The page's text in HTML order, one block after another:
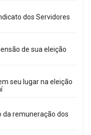
dos Servidores
de sua eleição
seu lugar na eleição
da remuneração dos